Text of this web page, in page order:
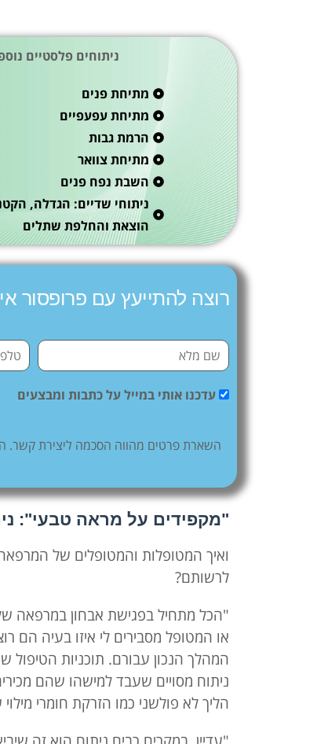
ניתוחים פלסטיים
מתיחת פנים
מתיחת עפעפיים
הרמת גבות
מתיחת צוואר
השבת נפח פנים
ניתוחי שדיים: הגדלה,
הוצאת והחלפת שתלים
רוצה להתייעץ עם פרופסור
עדכנו אותי במייל על כתבות ומבצעים
השארת פרטים מהווה הסכמה ליצירת קשר.
"מקפידים על מראה טבעי":
ואיך המטופלות והמטופלים של
לרשותם?
"הכל מתחיל בפגישת אבחון במרפאה
או המטופל מסבירים לי איזו בעיה הם
המהלך הנכון עבורם. תוכניות הטיפול
ניתוח מסויים שעבד למישהו שהם
הליך לא פולשני כמו הזרקת חומרי